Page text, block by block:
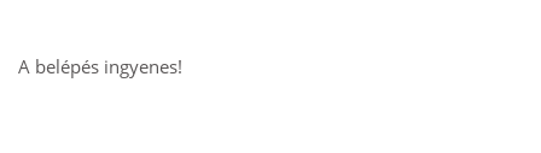
A belépés ingyenes!